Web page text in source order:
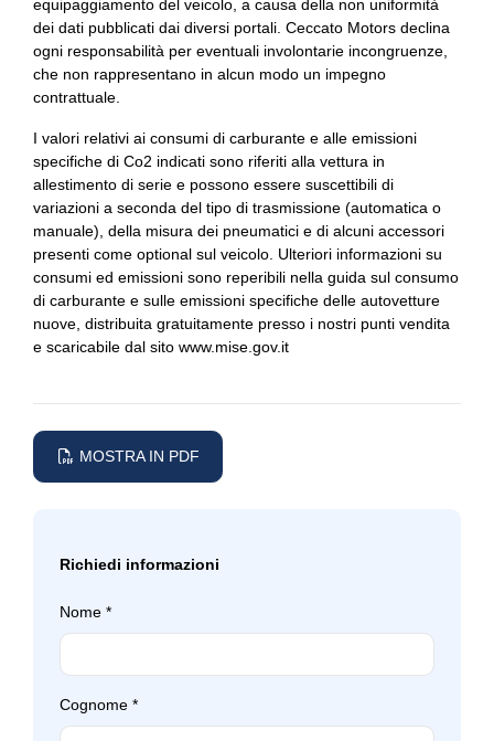
equipaggiamento del veicolo, a causa della non uniformità
dei dati pubblicati dai diversi portali. Ceccato Motors declina
ogni responsabilità per eventuali involontarie incongruenze,
che non rappresentano in alcun modo un impegno
contrattuale.
I valori relativi ai consumi di carburante e alle emissioni
specifiche di Co2 indicati sono riferiti alla vettura in
allestimento di serie e possono essere suscettibili di
variazioni a seconda del tipo di trasmissione (automatica o
manuale), della misura dei pneumatici e di alcuni accessori
presenti come optional sul veicolo. Ulteriori informazioni su
consumi ed emissioni sono reperibili nella guida sul consumo
di carburante e sulle emissioni specifiche delle autovetture
nuove, distribuita gratuitamente presso i nostri punti vendita
e scaricabile dal sito www.mise.gov.it
MOSTRA IN PDF
Richiedi informazioni
Nome *
Cognome *